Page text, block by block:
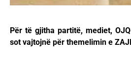
Për të gjitha partitë, mediet,
sot vajtojnë për themelimin e